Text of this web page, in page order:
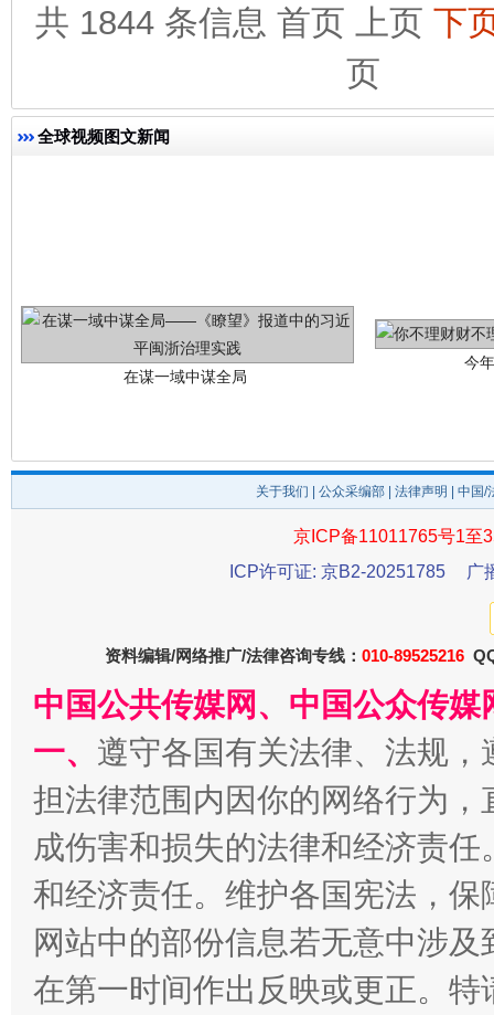
共 1844 条信息 首页 上页 下
页
全球视频图文新闻
这是一记警钟！ 谢
在谋一域中谋全局
今
魏明
“刷贴”乱象丛生
生
关于我们 公众采编部 法律声明 | 中国
京ICP备11011765号1至
ICP许可证: 京B2-20251785
广
资料编辑/网络推广/法律咨询专线： 010-89525216
中国公共传媒网、中国公众传
一、 遵守各国有关法律、法规
担法律范围内因你的网络行为
成伤害和损失的法律和经济责
和经济责任。维护各国宪法，
网站中的部份信息若无意中涉
在第一时间作出反映或更正。